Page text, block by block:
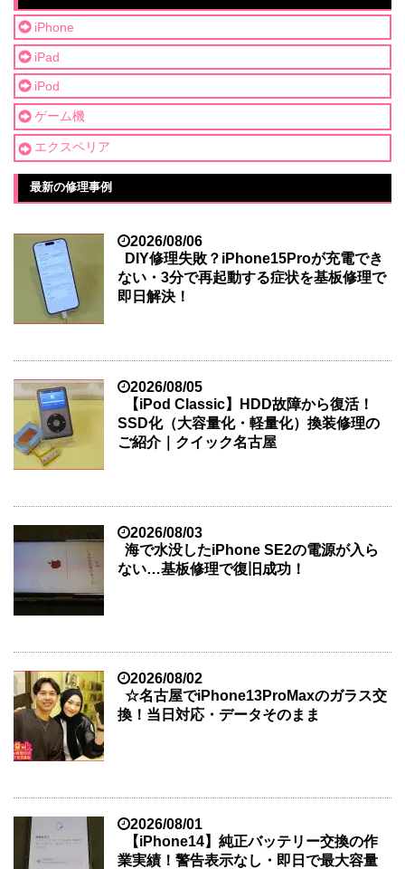
iPhone
iPad
iPod
ゲーム機
エクスペリア
最新の修理事例
2026/08/06
DIY修理失敗？iPhone15Proが充電でき
ない・3分で再起動する症状を基板修理で
即日解決！
2026/08/05
【iPod Classic】HDD故障から復活！
SSD化（大容量化・軽量化）換装修理の
ご紹介｜クイック名古屋
2026/08/03
海で水没したiPhone SE2の電源が入ら
ない…基板修理で復旧成功！
2026/08/02
☆名古屋でiPhone13ProMaxのガラス交
換！当日対応・データそのまま
2026/08/01
【iPhone14】純正バッテリー交換の作
業実績！警告表示なし・即日で最大容量